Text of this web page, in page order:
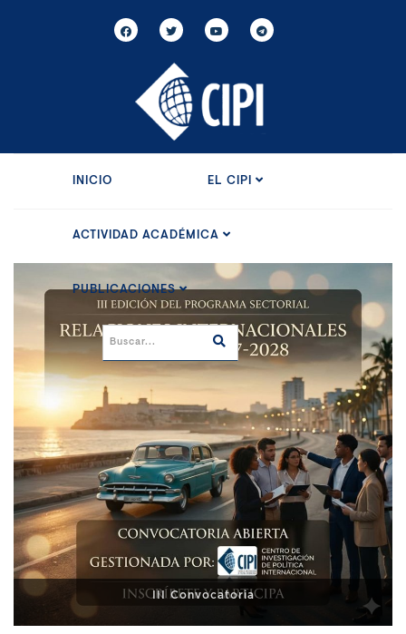
INICIO EL CIPI
ACTIVIDAD ACADÉMICA
PUBLICACIONES
XI Conference on Strategic Studies